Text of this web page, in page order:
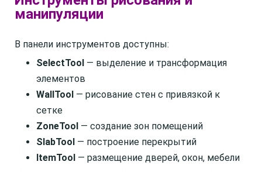
манипуляции
В панели инструментов доступны:
SelectTool — выделение и трансформация
элементов
WallTool — рисование стен с привязкой к
сетке
ZoneTool — создание зон помещений
SlabTool — построение перекрытий
ItemTool — размещение дверей, окон, мебели